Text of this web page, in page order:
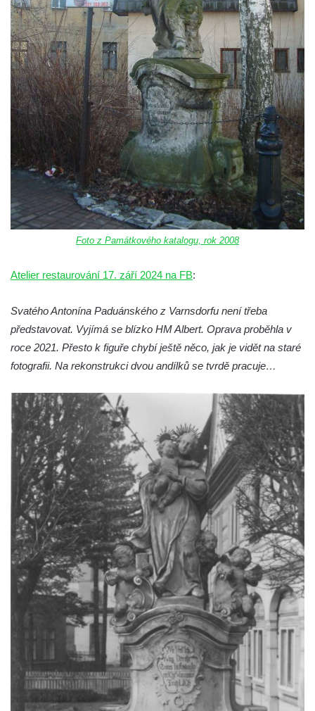
Vltavou
Pamětní kámen revitalizace Vltavy Vraňany
– Hořín u Lužce nad Vltavou
Strom svobody a památník 100 let republiky
a 30. výročí listopadu 1989 v Hrobčicích
Boží muka v parku před domem čp. 17 v
Hrobčicích
Sochy „Klaun a dívenka“ v parku v centru
Hrobčic
Socha svatého Antonína poustevníka v
Mirošovicích
Socha vodníka u požární nádrže v
Mirošovicích
Povodňový sloup II. v Dobříni
Povodňový sloup I. v Dobříni
Pamětní kámen vodního díla Josefův Důl
Oparnu
Socha svaté Anny u domu čp. 3 v Oparnu
Lavička Václava Havla v Pardubicích
Lavička Václava Havla v Novém Boru
Lavička Václava Havla v Krásné Lípě
Upoutávka JduHřebenovkou u parkoviště
na Mezní Louce
Kamenný obelisk na vyhlídce u Pravčické
brány
Sousoší svatého Václava, svatého Floriána
a svatého Jana Nepomuckého východně
od Mezné
Socha vodníka na trase naučné stezky v
Srbské Kamenici
Podstavec v zámecké zahradě v Duchcově
Sousoší dětí u obecního úřadu v Janově
Foto z Památkového katalogu, rok 2008
Atelier restaurování 17. září 2024 na FB:
Svatého Antonína Paduánského z Varnsdorfu není třeba
představovat. Vyjímá se blízko HM Albert. Oprava proběhla v
roce 2021. Přesto k figuře chybí ještě něco, jak je vidět na staré
fotografii. Na rekonstrukci dvou andílků se tvrdě pracuje…